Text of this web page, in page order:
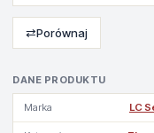
DANE PRODUKTU
Marka LC
⇄Porównaj